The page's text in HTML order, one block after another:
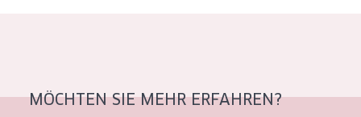
MÖCHTEN SIE MEHR ERFAHREN?